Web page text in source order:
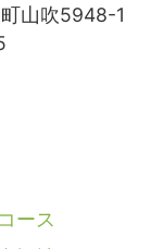
山吹5948-1
ース